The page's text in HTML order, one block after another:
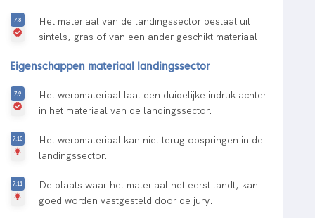
Het materiaal van de landingssector bestaat uit
sintels, gras of van een ander geschikt materiaal.
Eigenschappen materiaal landingssector
Het werpmateriaal laat een duidelijke indruk achter
in het materiaal van de landingssector.
Het werpmateriaal kan niet terug opspringen in de
landingssector.
De plaats waar het materiaal het eerst landt, kan
goed worden vastgesteld door de jury.